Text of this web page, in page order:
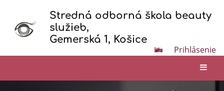
Stredná odborná škola beauty
služieb,
Gemerská 1, Košice
Prihlásenie